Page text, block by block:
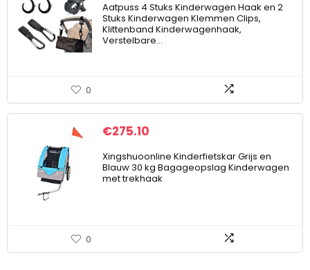
Aatpuss 4 Stuks Kinderwagen Haak en 2
Stuks Kinderwagen Klemmen Clips,
Klittenband Kinderwagenhaak,
Verstelbare…
0
€275.10
Xingshuoonline Kinderfietskar Grijs en
Blauw 30 kg Bagageopslag Kinderwagen
met trekhaak
0